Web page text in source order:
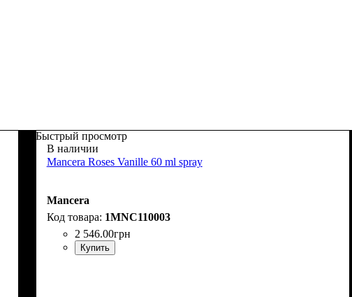
Быстрый просмотр
В наличии
Mancera Roses Vanille 60 ml spray
Mancera
1MNC110003
2 546.00грн
Купить